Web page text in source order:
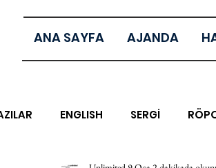
ANA SAYFA AJANDA
ENGLISH SERGİ